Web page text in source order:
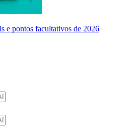
e pontos facultativos de 2026